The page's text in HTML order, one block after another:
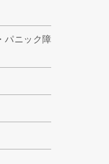
パニック障